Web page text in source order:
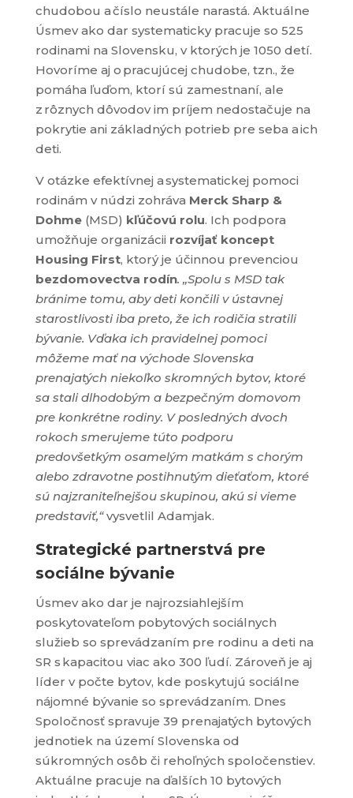
chudobou a číslo neustále narastá. Aktuálne
Úsmev ako dar systematicky pracuje so 525
rodinami na Slovensku, v ktorých je 1050 detí.
Hovoríme aj o pracujúcej chudobe, tzn., že
pomáha ľuďom, ktorí sú zamestnaní, ale
z rôznych dôvodov im príjem nedostačuje na
pokrytie ani základných potrieb pre seba a ich
deti.
V otázke efektívnej a systematickej pomoci
rodinám v núdzi zohráva Merck Sharp &
Dohme(MSD) kľúčovú rolu. Ich podpora
umožňuje organizácii rozvíjať koncept
Housing First, ktorý je účinnou prevenciou
bezdomovectva rodín. „Spolu s MSD tak
bránime tomu, aby deti končili v ústavnej
starostlivosti iba preto, že ich rodičia stratili
bývanie. Vďaka ich pravidelnej pomoci
môžeme mať na východe Slovenska
prenajatých niekoľko skromných bytov, ktoré
sa stali dlhodobým a bezpečným domovom
pre konkrétne rodiny. V posledných dvoch
rokoch smerujeme túto podporu
predovšetkým osamelým matkám s chorým
alebo zdravotne postihnutým dieťaťom, ktoré
sú najzraniteľnejšou skupinou, akú si vieme
predstaviť,“vysvetlil Adamjak.
Strategické partnerstvá pre
sociálne bývanie
Úsmev ako dar je najrozsiahlejším
poskytovateľom pobytových sociálnych
služieb so sprevádzaním pre rodinu a deti na
SR s kapacitou viac ako 300 ľudí. Zároveň je aj
líder v počte bytov, kde poskytujú sociálne
nájomné bývanie so sprevádzaním. Dnes
Spoločnosť spravuje 39 prenajatých bytových
jednotiek na území Slovenska od
súkromných osôb či rehoľných spoločenstiev.
Aktuálne pracuje na ďalších 10 bytových